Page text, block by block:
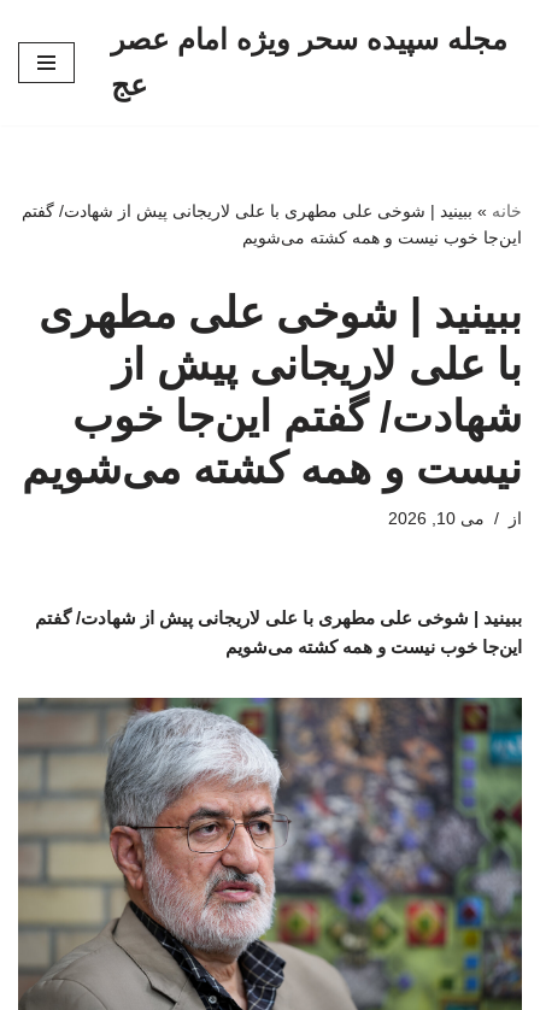
مجله سپیده سحر ویژه امام عصر
عج
خانه » ببینید | شوخی علی مطهری با علی لاریجانی پیش از شهادت/ گفتم
این‌جا خوب نیست و همه کشته می‌شویم
ببینید | شوخی علی مطهری
با علی لاریجانی پیش از
شهادت/ گفتم این‌جا خوب
نیست و همه کشته می‌شویم
از می 10, 2026
ببینید | شوخی علی مطهری با علی لاریجانی پیش از شهادت/ گفتم
این‌جا خوب نیست و همه کشته می‌شویم